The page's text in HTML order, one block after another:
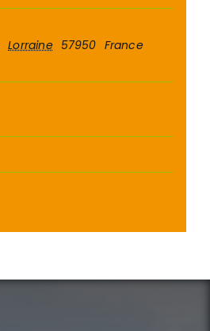
Lorraine 57950 France